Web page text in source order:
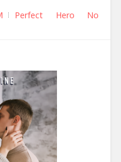
Perfect Hero
No